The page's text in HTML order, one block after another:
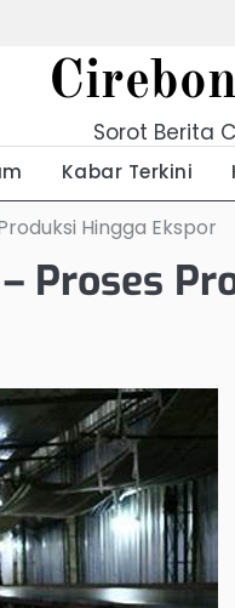
Sorot Berita
Kabar Terkini
Hingga Ekspor
Proses